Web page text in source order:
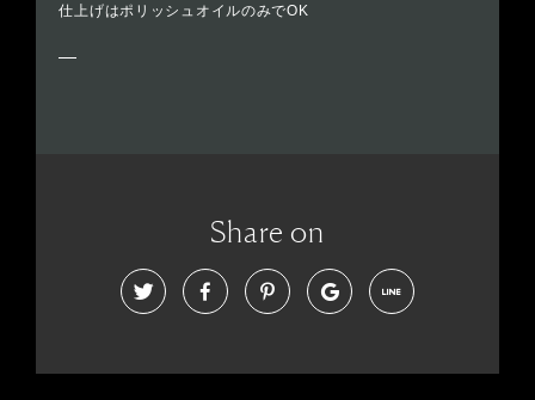
仕上げはポリッシュオイルのみでOK
Share on